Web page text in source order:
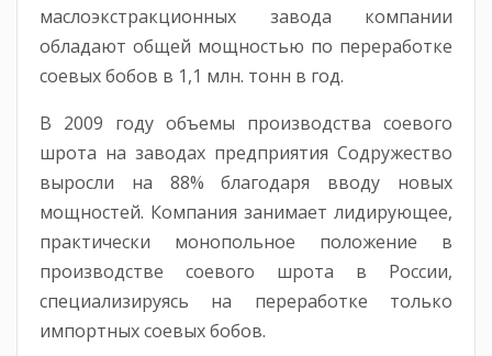
маслоэкстракционных завода компании
обладают общей мощностью по переработке
соевых бобов в 1,1 млн. тонн в год.
В 2009 году объемы производства соевого
шрота на заводах предприятия Содружество
выросли на 88% благодаря вводу новых
мощностей. Компания занимает лидирующее,
практически монопольное положение в
производстве соевого шрота в России,
специализируясь на переработке только
импортных соевых бобов.